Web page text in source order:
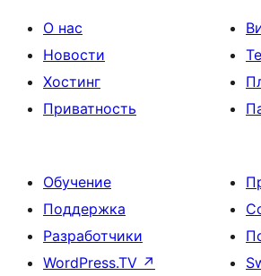
О нас
Новости
Хостинг
Приватность
Обучение
Поддержка
Разработчики
WordPress.TV ↗